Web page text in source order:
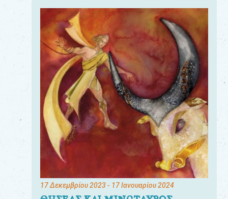
17 Δεκεμβρίου 2023- 17 Ιανουαρίου 2024